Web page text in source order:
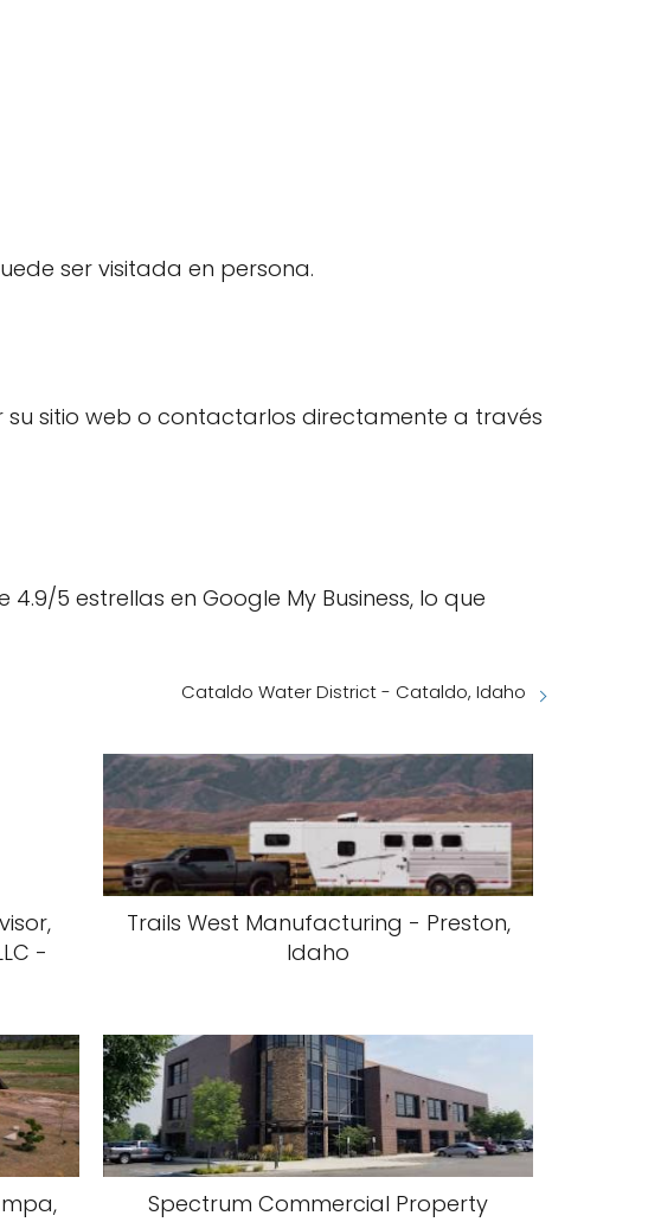
ser visitada en persona.
sitio web o contactarlos directamente a través
4.9/5 estrellas en Google My Business, lo que
Cataldo Water District - Cataldo, Idaho
-
Trails West Manufacturing - Preston,
Idaho
Spectrum Commercial Property